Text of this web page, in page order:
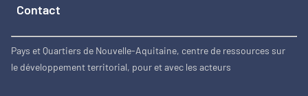
Contact
Pays et Quartiers de Nouvelle-Aquitaine, centre de ressources sur
le développement territorial, pour et avec les acteurs